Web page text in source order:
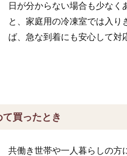
日が分からない場合も少なく
と、家庭用の冷凍室では入
ば、急な到着にも安心して対
買ったとき
共働き世帯や一人暮らしの方